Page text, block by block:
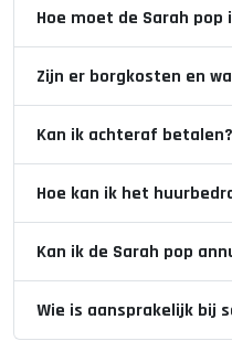
Hoe moet de Sarah pop
Zijn er borgkosten en
Kan ik achteraf betalen?
Hoe kan ik het
Kan ik de Sarah pop
Wie is aansprakelijk bij